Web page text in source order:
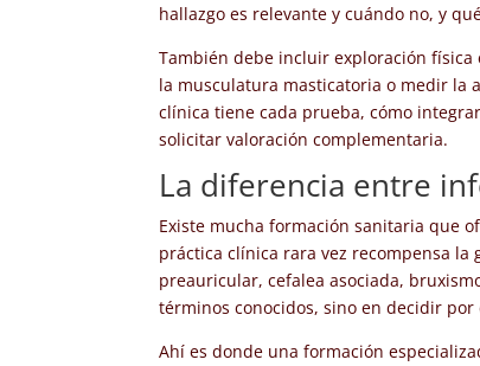
hallazgo es relevante y cuándo no, y
También debe incluir exploración
la musculatura masticatoria o medir la
clínica tiene cada prueba, cómo
solicitar valoración complementaria.
La diferencia entre
Existe mucha formación sanitaria que
práctica clínica rara vez recompensa
preauricular, cefalea asociada,
términos conocidos, sino en decidir
Ahí es donde una formación